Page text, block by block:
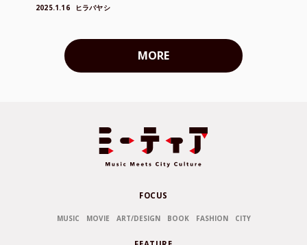
2025.1.16 ヒラバヤシ
MORE
FOCUS
MUSIC MOVIE ART/DESIGN BOOK FASHION CITY